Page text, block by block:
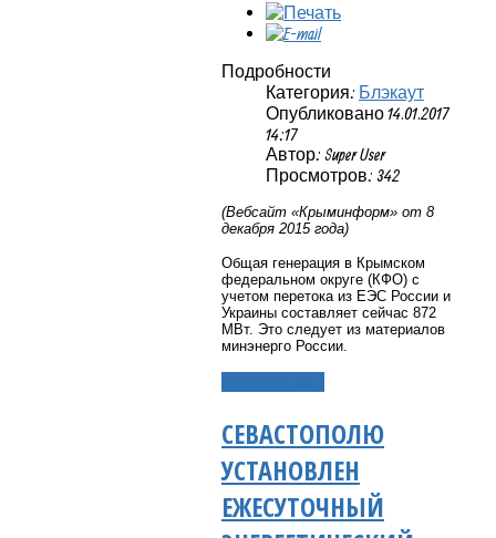
Подробности
Категория: Блэкаут
Опубликовано 14.01.2017
14:17
Автор: Super User
Просмотров: 342
(Вебсайт «Крыминформ» от 8
декабря 2015 года)
Общая генерация в Крымском
федеральном округе (КФО) с
учетом перетока из ЕЭС России и
Украины составляет сейчас 872
МВт. Это следует из материалов
минэнерго России.
СЕВАСТОПОЛЮ
УСТАНОВЛЕН
ЕЖЕСУТОЧНЫЙ